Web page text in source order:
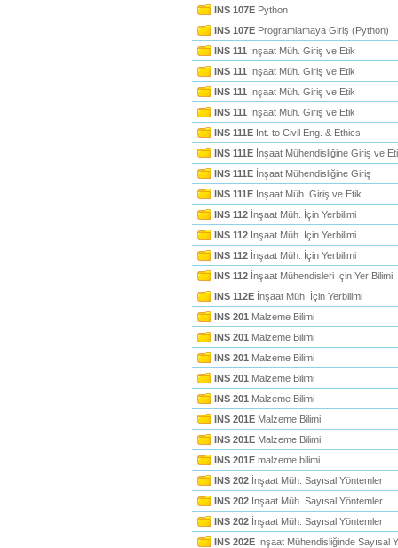
INS 107E Python
INS 107E Programlamaya Giriş (Python)
INS 111 İnşaat Müh. Giriş ve Etik
INS 111 İnşaat Müh. Giriş ve Etik
INS 111 İnşaat Müh. Giriş ve Etik
INS 111 İnşaat Müh. Giriş ve Etik
INS 111E Int. to Civil Eng. & Ethics
INS 111E İnşaat Mühendisliğine Giriş ve
INS 111E İnşaat Mühendisliğine Giriş
INS 111E İnşaat Müh. Giriş ve Etik
INS 112 İnşaat Müh. İçin Yerbilimi
INS 112 İnşaat Müh. İçin Yerbilimi
INS 112 İnşaat Müh. İçin Yerbilimi
INS 112 İnşaat Mühendisleri İçin Yer Bilimi
INS 112E İnşaat Müh. İçin Yerbilimi
INS 201 Malzeme Bilimi
INS 201 Malzeme Bilimi
INS 201 Malzeme Bilimi
INS 201 Malzeme Bilimi
INS 201 Malzeme Bilimi
INS 201E Malzeme Bilimi
INS 201E Malzeme Bilimi
INS 201E malzeme bilimi
INS 202 İnşaat Müh. Sayısal Yöntemler
INS 202 İnşaat Müh. Sayısal Yöntemler
INS 202 İnşaat Müh. Sayısal Yöntemler
INS 202E İnşaat Mühendisliğinde Sayısal